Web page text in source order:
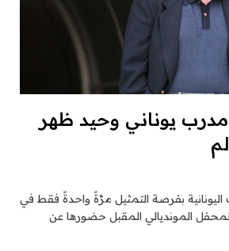
يوناني وحيد ظهر
بفرصة التمثيل مرَّةً واحدةً فقط في
المونديالي المقبل حضورها عن